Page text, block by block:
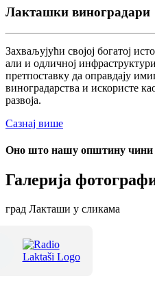
Лакташки виноградари
Захваљујући својој богатој
али и одличној
претпоставку да оправдају
виноградарства и искористе
развоја.
Сазнај више
Оно што нашу општину чини
Галерија
град Лакташи у сликама
Терме Лакташи